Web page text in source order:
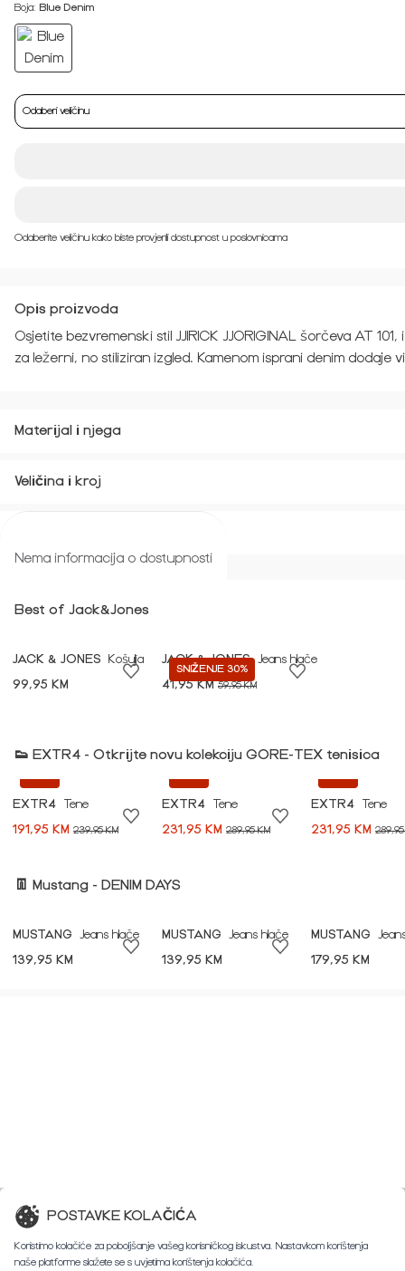
Nema informacija o dostupnosti
Boja: Blue Denim
Odaberi veličinu
Odaberite veličinu kako biste provjerili dostupnost u poslovnicama
Opis proizvoda
Osjetite bezvremenski stil JJIRICK JJORIGINAL šorčeva AT
za ležerni, no stiliziran izgled. Kamenom isprani denim
Materijal i njega
Veličina i kroj
Best of Jack&Jones
JACK & JONES
Košulja
99,95 KM
SNIŽENJE 30%
JACK & JONES Jeans hlače
41,95 KM59,95 KM
👟 EXTR4 - Otkrijte novu kolekciju GORE-TEX tenisica
EXTR4
Tene
191,95 KM 239,95 KM
EXTR4
Tene
231,95 KM 289,95 KM
EXTR4
Tene
231,95 KM 289,95
👖 Mustang - DENIM DAYS
MUSTANG
Jeans hlače
139,95 KM
MUSTANG
Jeans hlače
139,95 KM
MUSTANG
179,95 KM
POSTAVKE KOLAČIĆA
Koristimo kolačiće za poboljšanje vašeg korisničkog iskustva. Nastavkom korištenja
naše platforme slažete se s uvjetima korištenja kolačića.